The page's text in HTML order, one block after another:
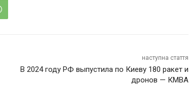
наступна стаття
В 2024 году РФ выпустила по Киеву 180 ракет и
дронов — КМВА